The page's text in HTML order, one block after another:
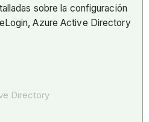
sobre la configuración
Azure Active Directory
Directory